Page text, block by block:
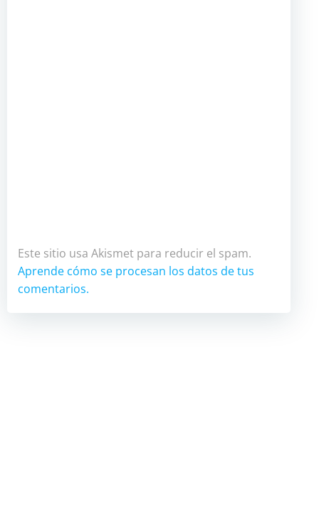
Este sitio usa Akismet para reducir el spam.
Aprende cómo se procesan los datos de tus
comentarios.